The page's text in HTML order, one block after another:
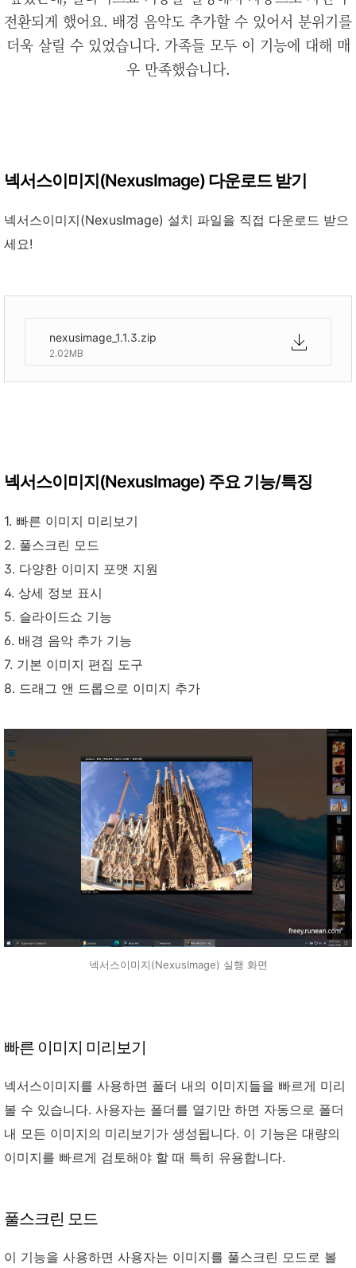
전환되게 했어요. 배경 음악도 추가할 수 있어서 분위기를
더욱 살릴 수 있었습니다. 가족들 모두 이 기능에 대해 매
우 만족했습니다.
넥서스이미지(NexusImage) 다운로드 받기
넥서스이미지(NexusImage) 설치 파일을 직접 다운로드 받으
세요!
nexusimage_1.1.3.zip
2.02MB
넥서스이미지(NexusImage) 주요 기능/특징
1. 빠른 이미지 미리보기
2. 풀스크린 모드
3. 다양한 이미지 포맷 지원
4. 상세 정보 표시
5. 슬라이드쇼 기능
6. 배경 음악 추가 기능
7. 기본 이미지 편집 도구
8. 드래그 앤 드롭으로 이미지 추가
넥서스이미지(NexusImage) 실행 화면
빠른 이미지 미리보기
넥서스이미지를 사용하면 폴더 내의 이미지들을 빠르게 미리
볼 수 있습니다. 사용자는 폴더를 열기만 하면 자동으로 폴더
내 모든 이미지의 미리보기가 생성됩니다. 이 기능은 대량의
이미지를 빠르게 검토해야 할 때 특히 유용합니다.
풀스크린 모드
이 기능을 사용하면 사용자는 이미지를 풀스크린 모드로 볼